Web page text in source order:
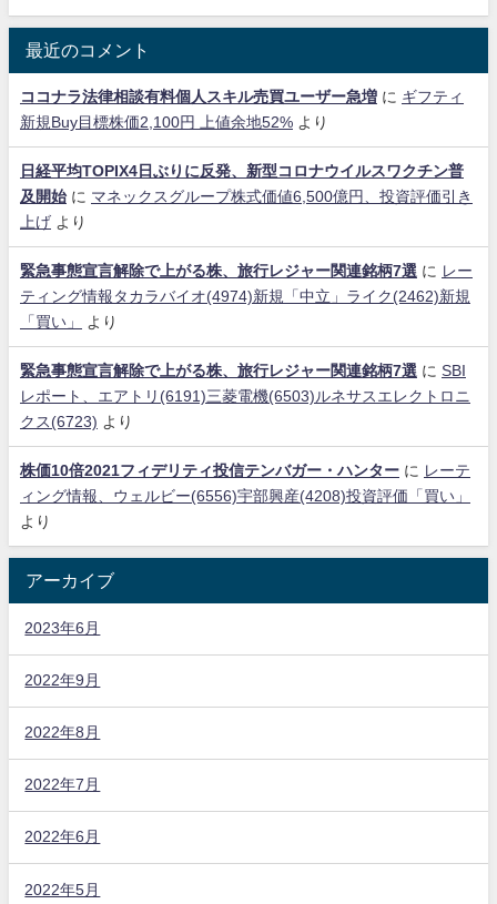
最近のコメント
ココナラ法律相談有料個人スキル売買ユーザー急増 に ギフティ
新規Buy目標株価2,100円 上値余地52% より
日経平均TOPIX4日ぶりに反発、新型コロナウイルスワクチン普
及開始に マネックスグループ株式価値6,500億円、投資評価引き
上げ より
緊急事態宣言解除で上がる株、旅行レジャー関連銘柄7選 に レー
ティング情報タカラバイオ(4974)新規「中立」ライク(2462)新規
「買い」
より
緊急事態宣言解除で上がる株、旅行レジャー関連銘柄7選 に SBI
レポート、エアトリ(6191)三菱電機(6503)ルネサスエレクトロニ
クス(6723) より
株価10倍2021フィデリティ投信テンバガー・ハンター に レーテ
ィング情報、ウェルビー(6556)宇部興産(4208)投資評価「買い」
より
アーカイブ
2023年6月
2022年9月
2022年8月
2022年7月
2022年6月
2022年5月